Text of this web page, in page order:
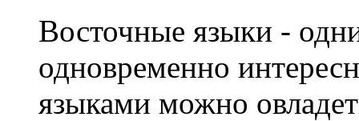
Восточные языки -
одновременно
языками можно